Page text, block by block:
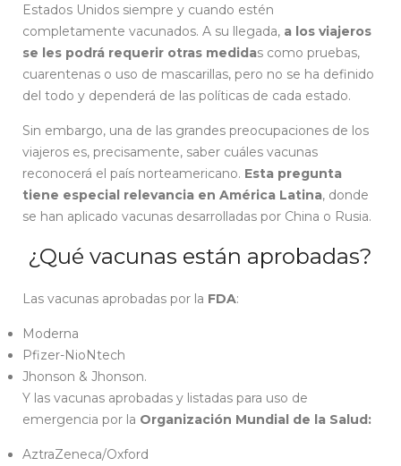
Estados Unidos siempre y cuando estén
completamente vacunados. A su llegada, a los viajeros
se les podrá requerir otras medidas como pruebas,
cuarentenas o uso de mascarillas, pero no se ha definido
del todo y dependerá de las políticas de cada estado.
Sin embargo, una de las grandes preocupaciones de los
viajeros es, precisamente, saber cuáles vacunas
reconocerá el país norteamericano. Esta pregunta
tiene especial relevancia en América Latina, donde
se han aplicado vacunas desarrolladas por China o Rusia.
¿Qué vacunas están aprobadas?
Las vacunas aprobadas por la FDA:
Moderna
Pfizer-NioNtech
Jhonson & Jhonson.
Y las vacunas aprobadas y listadas para uso de
emergencia por la Organización Mundial de la Salud:
AztraZeneca/Oxford